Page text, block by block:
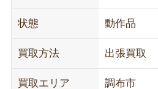
状態 動作品
買取方法 出張買取
買取エリア 調布市